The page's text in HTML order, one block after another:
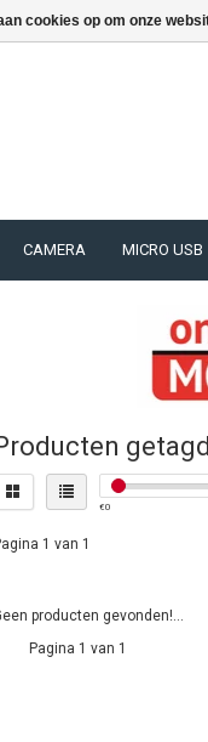
CAMERA MICRO USB
€0
1 van 1
producten gevonden!...
Pagina 1 van 1
cookies op om onze